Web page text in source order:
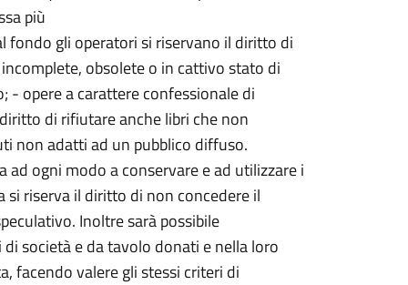
più
fondo gli operatori si riservano il diritto di
obsolete o in cattivo stato di
- opere a carattere confessionale di
di rifiutare anche libri che non
non adatti ad un pubblico diffuso.
ad ogni modo a conservare e ad utilizzare i
si riserva il diritto di non concedere il
Inoltre sarà possibile
società e da tavolo donati e nella loro
facendo valere gli stessi criteri di